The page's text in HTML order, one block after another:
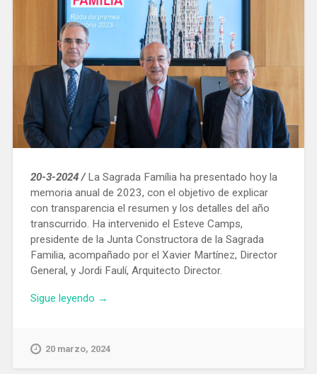
20-3-2024 /La Sagrada Família ha presentado hoy la
memoria anual de 2023, con el objetivo de explicar
con transparencia el resumen y los detalles del año
transcurrido. Ha intervenido el Esteve Camps,
presidente de la Junta Constructora de la Sagrada
Familia, acompañado por el Xavier Martínez, Director
General, y Jordi Faulí, Arquitecto Director.
Sigue leyendo «La
contabilizó
→
20 marzo, 2024